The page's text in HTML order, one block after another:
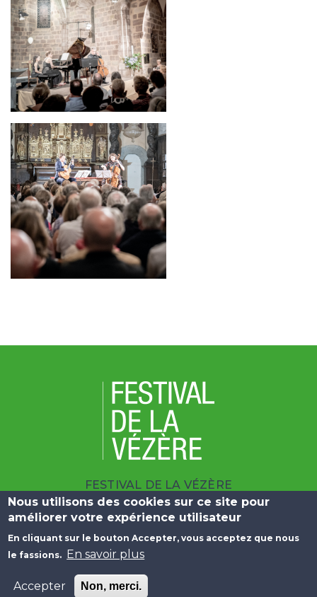
Image
FESTIVAL DE LA VÉZÈRE
| 10 BOULEVARD DU SALAN 19100 BRIVE
| +33 (0)5 55 23 25 09
Menu Pied de page
Liens Utiles Plan du Site
Données Personnelles
Nous utilisons des cookies sur ce site pour
améliorer votre expérience utilisateur
En cliquant sur le bouton Accepter, vous acceptez que nous
le fassions. En savoir plus
Accepter Non, merci.